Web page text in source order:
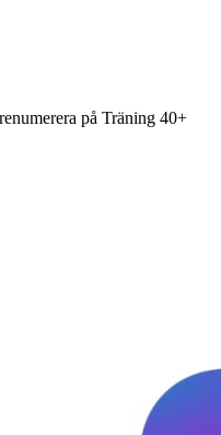
på Träning 40+